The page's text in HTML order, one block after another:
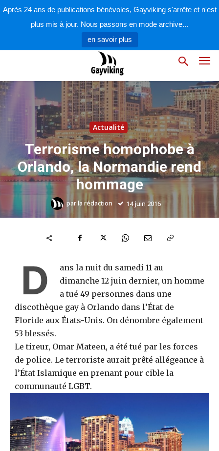
Après 24 ans de publications bénévoles, Gayviking s'arrête et n'est
plus mis à jour. Nous passons en mode archive...
en savoir plus
Actualité
Terrorisme homophobe à
Orlando, la Normandie rend
hommage
parla rédaction 14 juin 2016
D
ans la nuit du samedi 11 au
dimanche 12 juin dernier, un homme
a tué 49 personnes dans une
discothèque gay à Orlando dans l’État de
Floride aux États-Unis. On dénombre également
53 blessés.
Le tireur, Omar Mateen, a été tué par les forces
de police. Le terroriste aurait prêté allégeance à
l’État Islamique en prenant pour cible la
communauté LGBT.